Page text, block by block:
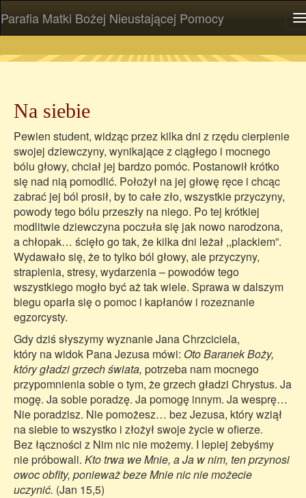
Parafia Matki Bożej Nieustającej Pomocy
Na siebie
Pewien student, widząc przez kilka dni z rzędu cierpienie
swojej dziewczyny, wynikające z ciągłego i mocnego
bólu głowy, chciał jej bardzo pomóc. Postanowił krótko
się nad nią pomodlić. Położył na jej głowę ręce i chcąc
zabrać jej ból prosił, by to całe zło, wszystkie przyczyny,
powody tego bólu przeszły na niego. Po tej krótkiej
modlitwie dziewczyna poczuła się jak nowo narodzona,
a chłopak… ścięło go tak, że kilka dni leżał ,,plackiem”.
Wydawało się, że to tylko ból głowy, ale przyczyny,
strapienia, stresy, wydarzenia – powodów tego
wszystkiego mogło być aż tak wiele. Sprawa w dalszym
biegu oparła się o pomoc i kapłanów i rozeznanie
egzorcysty.
Gdy dziś słyszymy wyznanie Jana Chrzciciela,
który na widok Pana Jezusa mówi: Oto Baranek Boży,
który gładzi grzech świata, potrzeba nam mocnego
przypomnienia sobie o tym, że grzech gładzi Chrystus. Ja
mogę. Ja sobie poradzę. Ja pomogę innym. Ja wesprę…
Nie poradzisz. Nie pomożesz… bez Jezusa, który wziął
na siebie to wszystko i złożył swoje życie w ofierze.
Bez łączności z Nim nic nie możemy. I lepiej żebyśmy
nie próbowali. Kto trwa we Mnie, a Ja w nim, ten przynosi
owoc obfity, ponieważ beze Mnie nic nie możecie
uczynić. (Jan 15,5)